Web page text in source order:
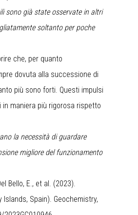
sono già state osservate in altri
soltanto per poche
che, per quanto
dovuta alla successione di
più sono forti. Questi impulsi
maniera più rigorosa rispetto
la necessità di guardare
migliore del funzionamento
Bello, E., et al. (2023).
Spain). Geochemistry,